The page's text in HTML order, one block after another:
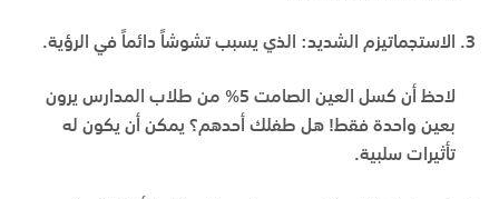
الاستجماتيزم الشديد: الذي يسبب تشوشاً دائماً في الرؤية.
لاحظ أن كسل العين الصامت 5% من طلاب المدارس يرون
بعين واحدة فقط! هل طفلك أحدهم؟ يمكن أن يكون له
تأثيرات سلبية.